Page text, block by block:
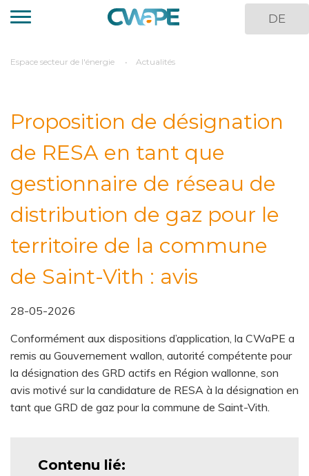
Aller
au
principal
DE
You
Espace secteur de l'énergie Actualités
Proposition de désignation
de RESA en tant que
gestionnaire de réseau de
distribution de gaz pour le
territoire de la commune
de Saint-Vith : avis
28-05-2026
Conformément aux dispositions d’application, la CWaPE a
remis au Gouvernement wallon, autorité compétente pour
la désignation des GRD actifs en Région wallonne, son
avis motivé sur la candidature de RESA à la désignation en
tant que GRD de gaz pour la commune de Saint-Vith.
Contenu lié